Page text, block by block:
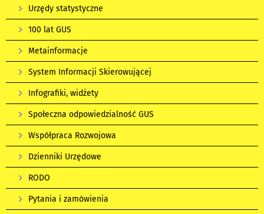
Urzędy statystyczne
100 lat GUS
Metainformacje
System Informacji Skierowującej
Infografiki, widżety
Społeczna odpowiedzialność GUS
Współpraca Rozwojowa
Dzienniki Urzędowe
RODO
Pytania i zamówienia